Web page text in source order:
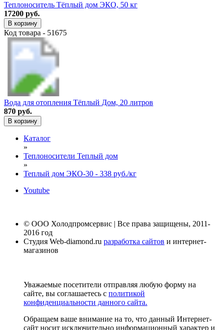
Теплоноситель Тёплый дом ЭКО, 50 кг
17200 руб.
В корзину
Код товара - 51675
Вода для отопления Тёплый Дом, 20 литров
870 руб.
В корзину
Каталог
»
Теплоносители Теплый дом
»
Теплый дом ЭКО-30 - 338 руб./кг
Youtube
© ООО Холодпромсервис | Все права защищены, 2011-
2016 год
Студия Web-diamond.ru разработка сайтов и интернет-
магазинов
Уважаемые посетители отправляя любую форму на
сайте, вы соглашаетесь с политикой
конфиденциальности данного сайта.
Обращаем ваше внимание на то, что данный Интернет-
сайт носит исключительно информационный характер и